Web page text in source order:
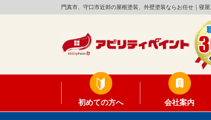
門真市、守口市近郊の屋根塗装、外壁塗装ならお任せ｜寝
初めての方へ 会社案内